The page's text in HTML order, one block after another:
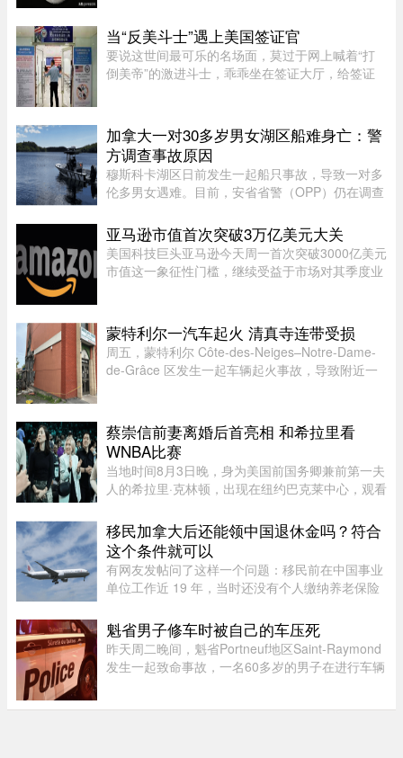
面一样拥有14天一轮的完整白 ...
当“反美斗士”遇上美国签证官
要说这世间最可乐的名场面，莫过于网上喊着“打
倒美帝”的激进斗士，乖乖坐在签证大厅，给签证
美狠话少了许多，火药味也 ...
加拿大一对30多岁男女湖区船难身亡：警
方调查事故原因
穆斯科卡湖区日前发生一起船只事故，导致一对多
伦多男女遇难。目前，安省省警（OPP）仍在调查
一名 32 岁男性，均为多伦多居民。安省省警指
出，出事时船上只有他们两人 ...
亚马逊市值首次突破3万亿美元大关
美国科技巨头亚马逊今天周一首次突破3000亿美元
市值这一象征性门槛，继续受益于市场对其季度业
马逊股价上涨5.20%，达到28 ...
蒙特利尔一汽车起火 清真寺连带受损
周五，蒙特利尔 Côte-des-Neiges–Notre-Dame-
de-Grâce 区发生一起车辆起火事故，导致附近一
报警称，一辆停放在 Aven ...
蔡崇信前妻离婚后首亮相 和希拉里看
WNBA比赛
当地时间8月3日晚，身为美国前国务卿兼前第一夫
人的希拉里·克林顿，出现在纽约巴克莱中心，观看
队。主场作战的纽约自由队最终以 95-83 获胜，位
列总积分榜第七位，而风暴 ...
移民加拿大后还能领中国退休金吗？符合
这个条件就可以
有网友发帖问了这样一个问题：移民前在中国事业
单位工作近 19 年，当时还没有个人缴纳养老保险
资格领国内退休金？这个问题戳到了很多中年移民
的痛处。在加拿大生活久了 ...
魁省男子修车时被自己的车压死
昨天周二晚间，魁省Portneuf地区Saint-Raymond
发生一起致命事故，一名60多岁的男子在进行车辆